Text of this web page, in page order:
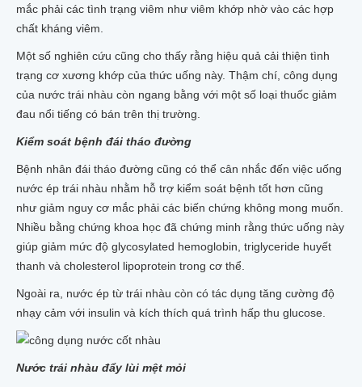
mắc phải các tình trạng viêm như viêm khớp nhờ vào các hợp
chất kháng viêm.
Một số nghiên cứu cũng cho thấy rằng hiệu quả cải thiện tình
trạng cơ xương khớp của thức uống này. Thậm chí, công dụng
của nước trái nhàu còn ngang bằng với một số loại thuốc giảm
đau nổi tiếng có bán trên thị trường.
Kiểm soát bệnh đái tháo đường
Bệnh nhân đái tháo đường cũng có thể cân nhắc đến việc uống
nước ép trái nhàu nhằm hỗ trợ kiểm soát bệnh tốt hơn cũng
như giảm nguy cơ mắc phải các biến chứng không mong muốn.
Nhiều bằng chứng khoa học đã chứng minh rằng thức uống này
giúp giảm mức độ glycosylated hemoglobin, triglyceride huyết
thanh và cholesterol lipoprotein trong cơ thể.
Ngoài ra, nước ép từ trái nhàu còn có tác dụng tăng cường độ
nhạy cảm với insulin và kích thích quá trình hấp thu glucose.
Nước trái nhàu đẩy lùi mệt mỏi